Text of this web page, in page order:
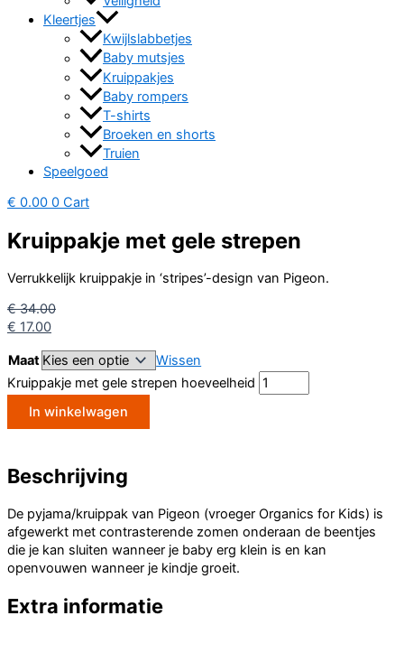
Kleertjes
Kwijlslabbetjes
Baby mutsjes
Kruippakjes
Baby rompers
T-shirts
Broeken en shorts
Truien
Speelgoed
€ 0.00 0 Cart
Kruippakje met gele strepen
Verrukkelijk kruippakje in ‘stripes’-design van Pigeon.
€34.00
€ 17.00
Maat
Wissen
Kruippakje met gele strepen hoeveelheid
In winkelwagen
Beschrijving
De pyjama/kruippak van Pigeon (vroeger Organics for Kids) is
afgewerkt met contrasterende zomen onderaan de beentjes
die je kan sluiten wanneer je baby erg klein is en kan
openvouwen wanneer je kindje groeit.
Extra informatie